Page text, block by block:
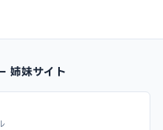
姉妹サイト